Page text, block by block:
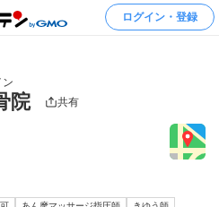
ログイン・登録
ン
院 共有